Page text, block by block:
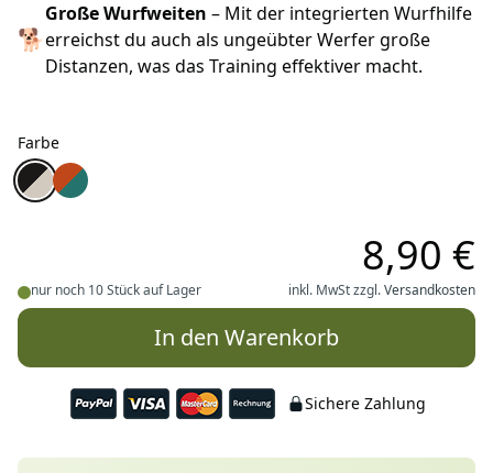
🐕
Große Wurfweiten – Mit der integrierten Wurfhilfe
erreichst du auch als ungeübter Werfer große
Distanzen, was das Training effektiver macht.
Farbe
Farbe
Firedog Marking Dummy 250 g schwarz/natur
Firedog Marking Dummy 250 g orange/grün
nur noch 10 Stück auf Lager
8,90 €
inkl. MwSt zzgl.Versandkosten
In den Warenkorb
Sichere Zahlung